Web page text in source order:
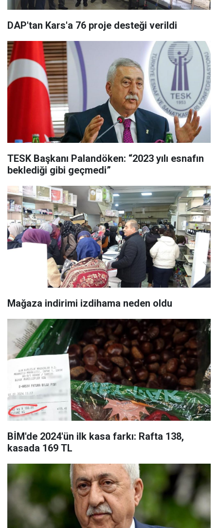
DAP'tan Kars'a 76 proje desteği verildi
TESK Başkanı Palandöken: “2023 yılı esnafın
beklediği gibi geçmedi”
Mağaza indirimi izdihama neden oldu
BİM'de 2024'ün ilk kasa farkı: Rafta 138,
kasada 169 TL